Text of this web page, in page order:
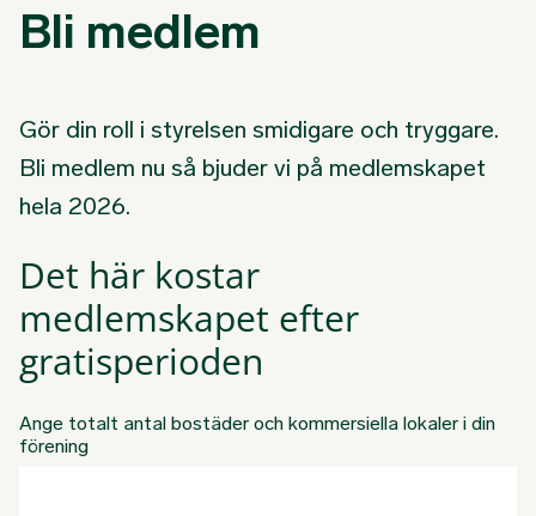
Bli medlem
Gör din roll i styrelsen smidigare och tryggare.
Bli medlem nu så bjuder vi på medlemskapet
hela 2026.
Det här kostar
medlemskapet efter
gratisperioden
Ange totalt antal bostäder och kommersiella lokaler i din
förening